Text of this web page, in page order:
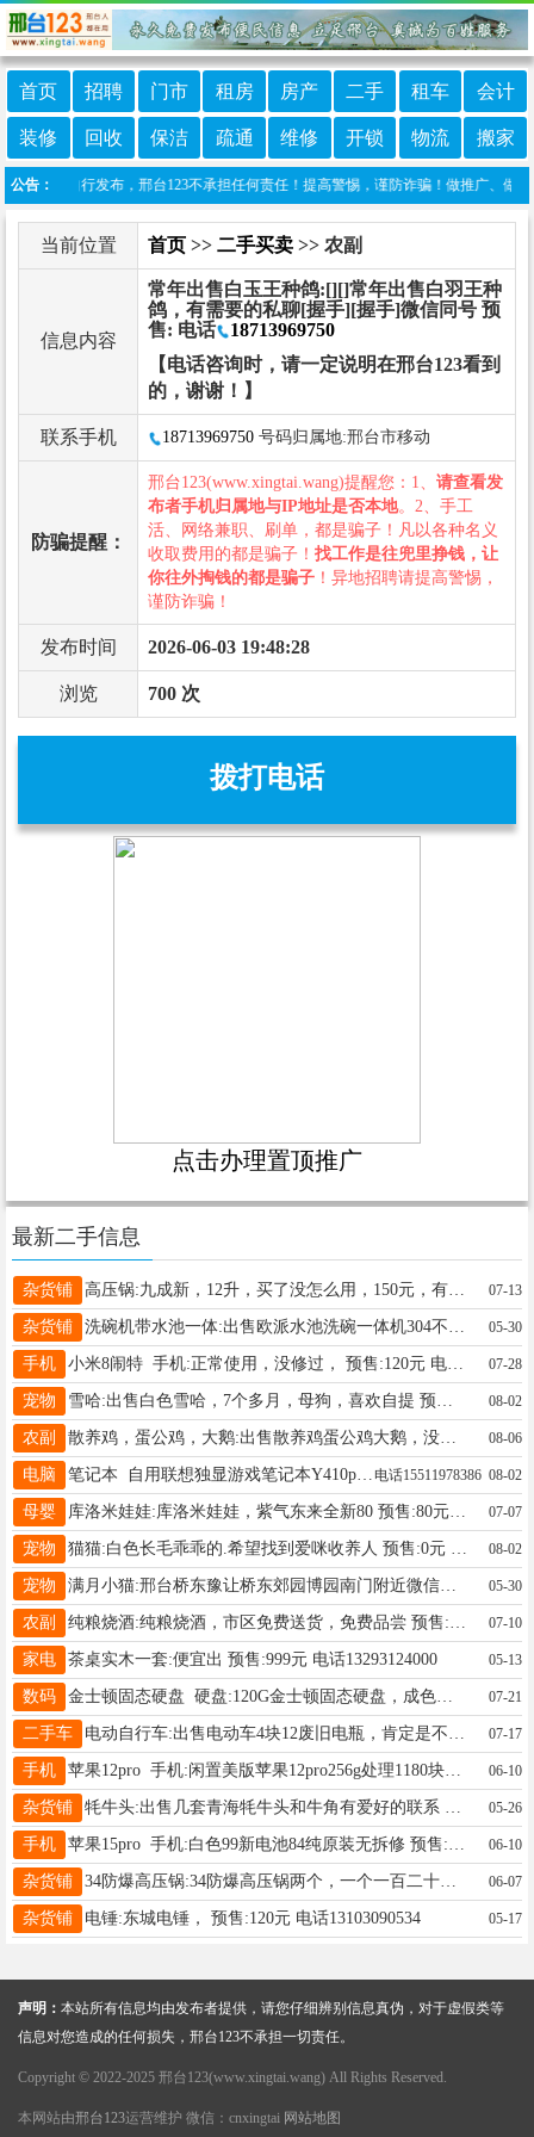
首页 招聘 门市 租房 房产 二手 租车 会计
装修 回收 保洁 疏通 维修 开锁 物流 搬家
公告：
由网友自行发布，邢台123不承担任何责任！提高警惕，谨防诈骗！做推广、做信
当前位置 首页 >> 二手买卖 >> 农副
信息内容
常年出售白玉王种鸽:[][]常年出售白羽王种
鸽，有需要的私聊[握手][握手]微信同号 预
售: 电话
18713969750
【电话咨询时，请一定说明在邢台123看到
的，谢谢！】
联系手机 18713969750 号码归属地:邢台市移动
防骗提醒：
邢台123(www.xingtai.wang)提醒您：1、 请查看发
布者手机归属地与IP地址是否本地。2、手工
活、网络兼职、刷单，都是骗子！凡以各种名义
收取费用的都是骗子！ 找工作是往兜里挣钱，让
你往外掏钱的都是骗子 ！异地招聘请提高警惕，
谨防诈骗！
发布时间 2026-06-03 19:48:28
浏览 700 次
拨打电话
点击办理置顶推广
最新二手信息
杂货铺 高压锅:九成新，12升，买了没怎么用，150元，有需要联系，15630931907 预售:150元 电话15630931907 07-13
杂货铺 05-30
手机 小米8闹特 手机:正常使用，没修过， 预售:120元 电话13131932105 07-28
宠物 08-02
农副 散养鸡，蛋公鸡，大鹅:出售散养鸡蛋公鸡大鹅，没有用化肥，激素化学杀虫剂的皇冠梨苹果零农残，自然成熟果香四溢香气四溢健康美味 预售: 电话15097921656 08-06
电脑 笔记本 自用联想独显游戏笔记本Y410p电脑:联想独显游戏笔记本Y410p电脑，内存6g+320g固态硬盘，游戏独立2G显卡现在依然能打游戏的电脑、 2026年8月2日、 预售:380元 电话15511978386 08-02
母婴 库洛米娃娃:库洛米娃娃，紫气东来全新80 预售:80元 电话13663198847 07-07
宠物 08-02
宠物 满月小猫:邢台桥东豫让桥东郊园博园南门附近微信同步 预售:20元 电话15010385867 05-30
农副 07-10
家电 茶桌实木一套:便宜出 预售:999元 电话13293124000 05-13
数码 金士顿固态硬盘 硬盘:120G金士顿固态硬盘，成色几乎全新。转行清仓。微信同号。 预售:59元 电话19831922539 07-21
二手车 07-17
手机 苹果12pro 手机:闲置美版苹果12pro256g处理1180块钱， 预售:1180元 电话15512822947 06-10
杂货铺 05-26
手机 06-10
杂货铺 34防爆高压锅:34防爆高压锅两个，一个一百二十元 预售:240元 电话15227687015 06-07
杂货铺 电锤:东城电锤， 预售:120元 电话13103090534 05-17
声明： 本站所有信息均由发布者提供，请您仔细辨别信息真伪，对于虚假类等
信息对您造成的任何损失，邢台123不承担一切责任。
Copyright © 2022-2025 邢台123(www.xingtai.wang) All Rights Reserved.
本网站由邢台123运营维护 微信：cnxingtai 网站地图